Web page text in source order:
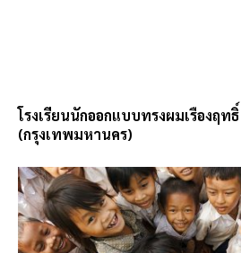
โรงเรียนนักออกแบบทรงผมเรืองฤท
(กรุงเทพมหานคร)